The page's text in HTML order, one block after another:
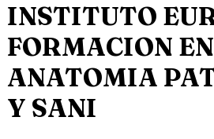
INSTITUTO
FORMACION EN
ANATOMIA
Y SANI